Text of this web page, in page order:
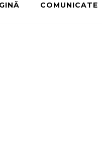
COMUNICATE